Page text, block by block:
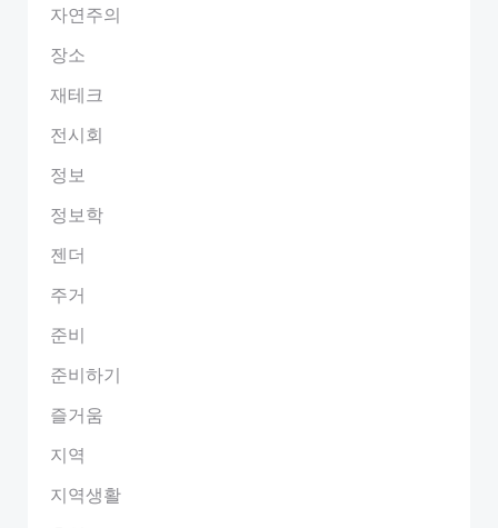
자연주의
장소
재테크
전시회
정보
정보학
젠더
주거
준비
준비하기
즐거움
지역
지역생활